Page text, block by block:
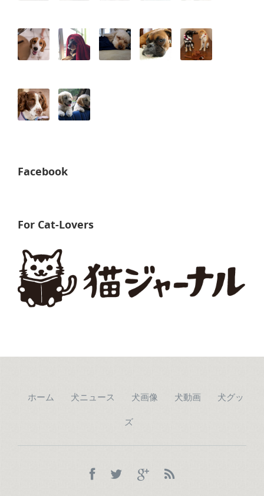
Facebook
For Cat-Lovers
ホーム 犬ニュース 犬画像 犬動画 犬グッ
ズ